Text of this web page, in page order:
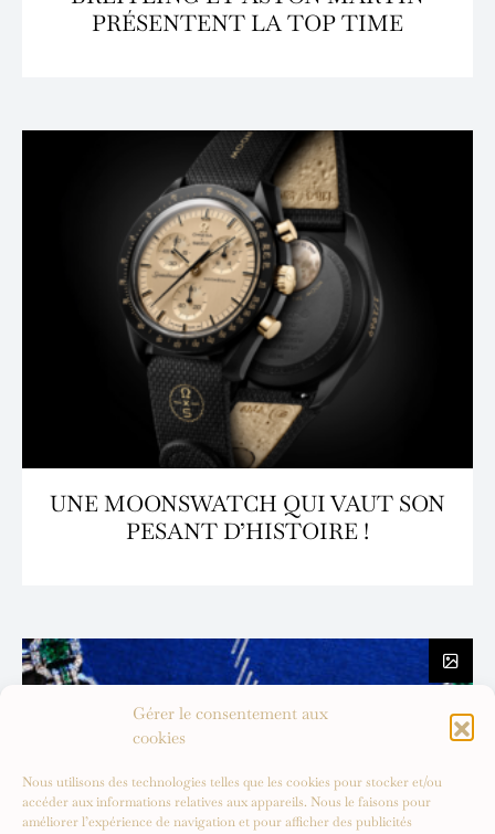
Gérer le consentement aux
cookies
Nous utilisons des technologies telles que les cookies pour stocker et/ou
accéder aux informations relatives aux appareils. Nous le faisons pour
améliorer l’expérience de navigation et pour afficher des publicités
PRÉSENTENT LA TOP TIME
UNE MOONSWATCH QUI VAUT SON
PESANT D’HISTOIRE !